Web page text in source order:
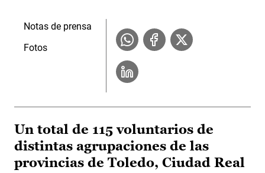
Notas de prensa
Fotos
Un total de 115 voluntarios de
distintas agrupaciones de las
provincias de Toledo, Ciudad Real